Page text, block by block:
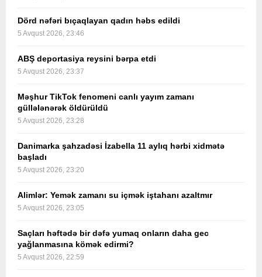
Dörd nəfəri bıçaqlayan qadın həbs edildi
5 Avqust 2026, 23:46
ABŞ deportasiya reysini bərpa etdi
5 Avqust 2026, 23:37
Məşhur TikTok fenomeni canlı yayım zamanı
güllələnərək öldürüldü
5 Avqust 2026, 23:28
Danimarka şahzadəsi İzabella 11 aylıq hərbi xidmətə
başladı
5 Avqust 2026, 23:20
Alimlər: Yemək zamanı su içmək iştahanı azaltmır
5 Avqust 2026, 23:05
Saçları həftədə bir dəfə yumaq onların daha gec
yağlanmasına kömək edirmi?
5 Avqust 2026, 22:59